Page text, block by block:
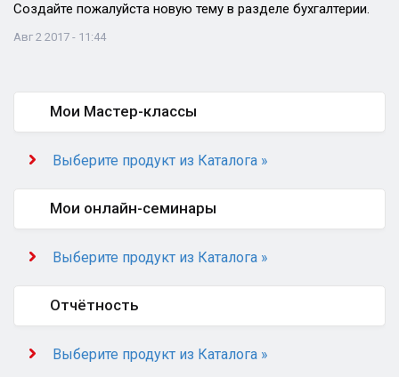
Создайте пожалуйста новую тему в разделе бухгалтерии.
Авг 2 2017 - 11:44
Мои Мастер-классы
Выберите продукт из Каталога »
Мои онлайн-семинары
Выберите продукт из Каталога »
Отчётность
Выберите продукт из Каталога »